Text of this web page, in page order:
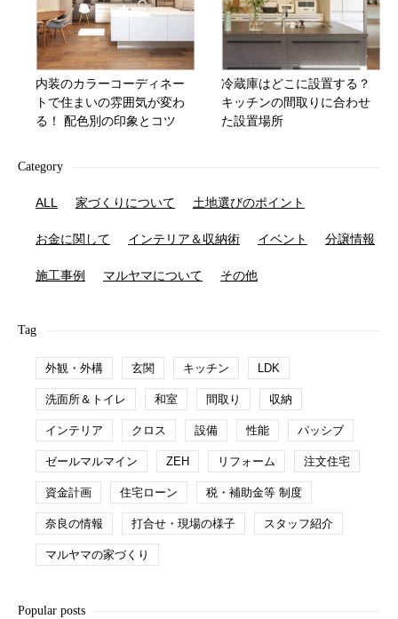
内装のカラーコーディネー
トで住まいの雰囲気が変わ
る！ 配色別の印象とコツ
冷蔵庫はどこに設置する？
キッチンの間取りに合わせ
た設置場所
Category
ALL 家づくりについて 土地選びのポイント
お金に関して インテリア＆収納術 イベント 分譲情報
施工事例 マルヤマについて その他
Tag
外観・外構 玄関 キッチン LDK
洗面所＆トイレ 和室 間取り 収納
インテリア クロス 設備 性能 パッシブ
ゼールマルマイン ZEH リフォーム 注文住宅
資金計画 住宅ローン 税・補助金等 制度
奈良の情報 打合せ・現場の様子 スタッフ紹介
マルヤマの家づくり
Popular posts